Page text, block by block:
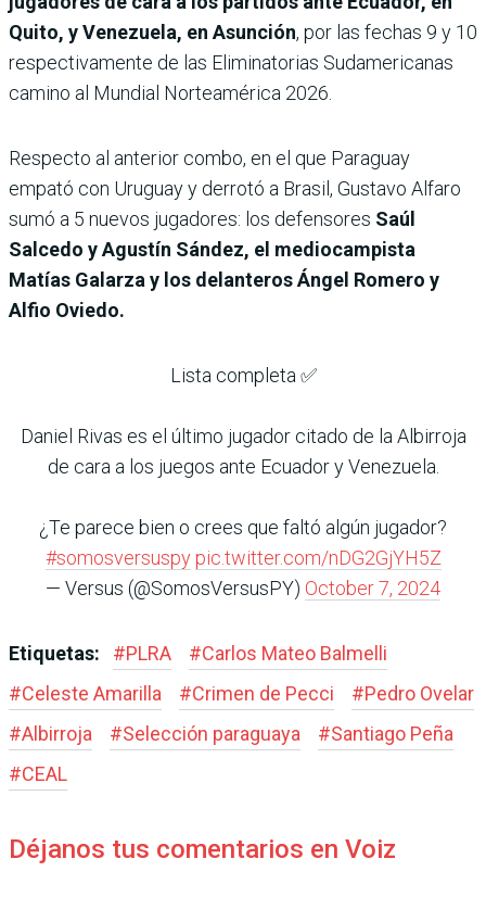
Quito, y Venezuela, en Asunción, por las fechas 9 y 10
respectivamente de las Eliminatorias Sudamericanas
camino al Mundial Norteamérica 2026.
Respecto al anterior combo, en el que Paraguay
empató con Uruguay y derrotó a Brasil, Gustavo Alfaro
sumó a 5 nuevos jugadores: los defensores Saúl
Salcedo y Agustín Sández, el mediocampista
Matías Galarza y los delanteros Ángel Romero y
Alfio Oviedo.
Lista completa ✅
Daniel Rivas es el último jugador citado de la Albirroja
de cara a los juegos ante Ecuador y Venezuela.
¿Te parece bien o crees que faltó algún jugador?
#somosversuspy pic.twitter.com/nDG2GjYH5Z
— Versus (@SomosVersusPY) October 7, 2024
Etiquetas: #PLRA #Carlos Mateo Balmelli
#Celeste Amarilla #Crimen de Pecci #Pedro Ovelar
#Albirroja #Selección paraguaya #Santiago Peña
#CEAL
Déjanos tus comentarios en Voiz